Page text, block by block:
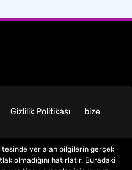
Gizlilik Politikası
bize
yer alan bilgilerin gerçek
olmadığını hatırlatır. Buradaki